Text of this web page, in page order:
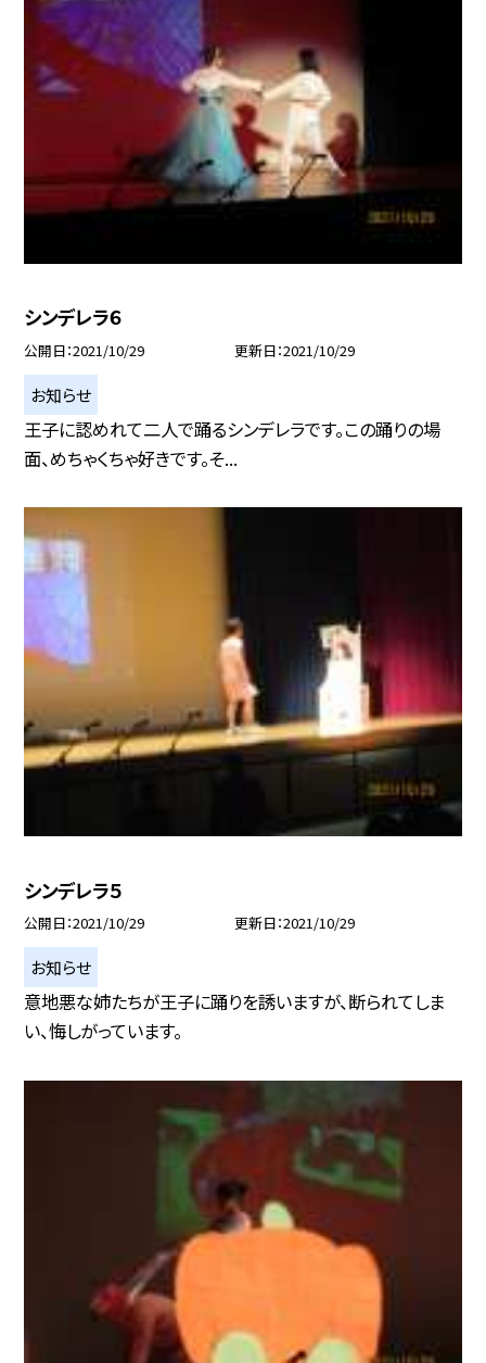
シンデレラ６
公開日 2021/10/29 更新日 2021/10/29
お知らせ
王子に認めれて二人で踊るシンデレラです。この踊りの場
面、めちゃくちゃ好きです。そ...
シンデレラ５
公開日 2021/10/29 更新日 2021/10/29
お知らせ
意地悪な姉たちが王子に踊りを誘いますが、断られてしま
い、悔しがっています。